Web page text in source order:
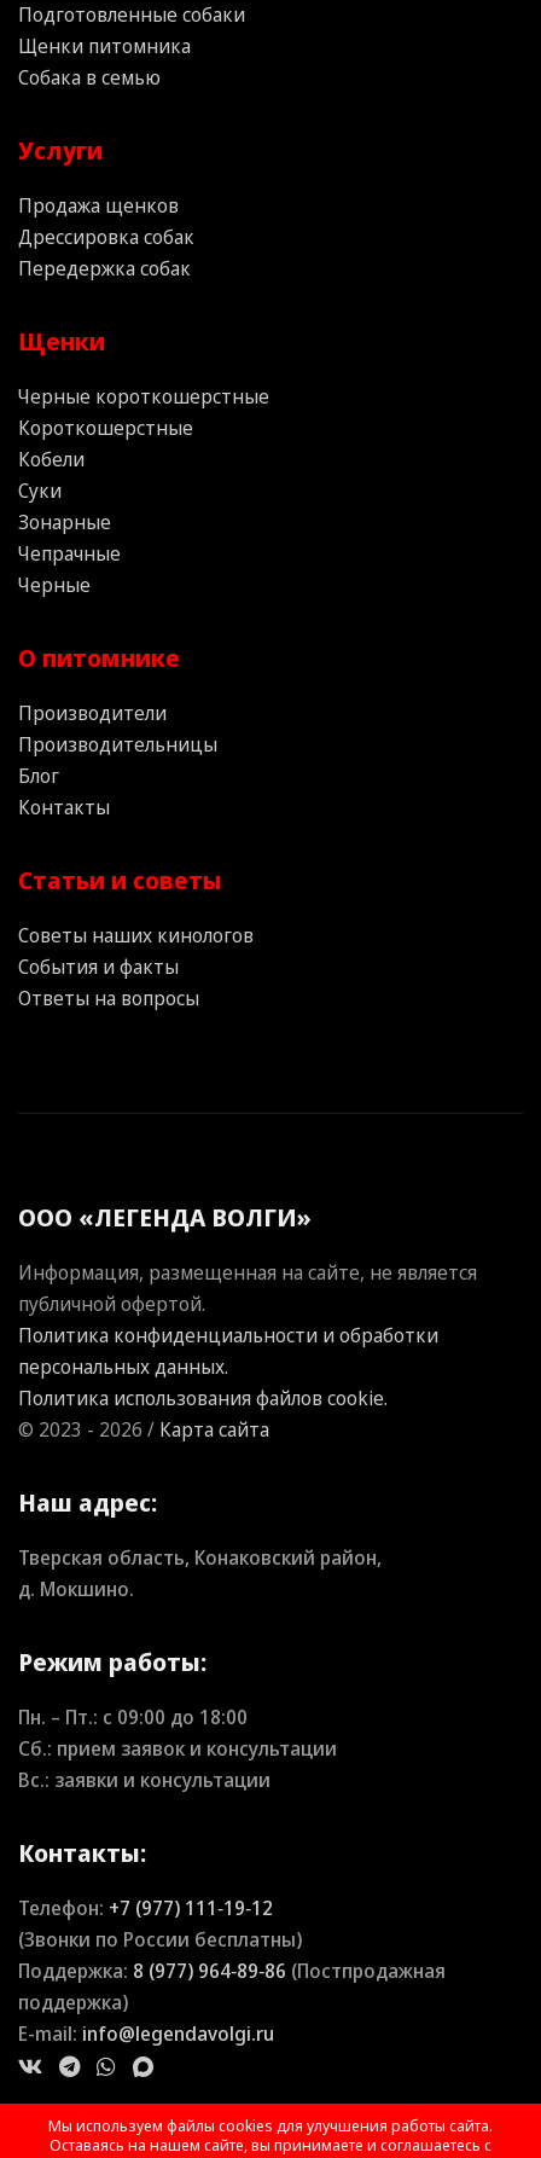
Подготовленные собаки
Щенки питомника
Собака в семью
Услуги
Продажа щенков
Дрессировка собак
Передержка собак
Щенки
Черные короткошерстные
Короткошерстные
Кобели
Суки
Зонарные
Чепрачные
Черные
О питомнике
Производители
Производительницы
Блог
Контакты
Статьи и советы
Советы наших кинологов
События и факты
Ответы на вопросы
ООО «ЛЕГЕНДА ВОЛГИ»
Информация, размещенная на сайте, не является
публичной офертой.
Политика конфиденциальности и обработки
персональных данных.
Политика использования файлов cookie.
© 2023 - 2026 / Карта сайта
Наш адрес:
Тверская область, Конаковский район,
д. Мокшино.
Режим работы:
Пн. – Пт.: с 09:00 до 18:00
Сб.: прием заявок и консультации
Вс.: заявки и консультации
Контакты:
Телефон: +7 (977) 111‑19‑12
(Звонки по России бесплатны)
Поддержка: 8 (977) 964‑89‑86 (Постпродажная
поддержка)
E-mail: info@legendavolgi.ru
Мы используем файлы cookies для улучшения работы сайта.
Оставаясь на нашем сайте, вы принимаете и соглашаетесь с